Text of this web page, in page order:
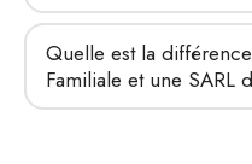
Quelle est la
Familiale et une SARL